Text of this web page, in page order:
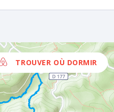
TROUVER OÙ DORMIR